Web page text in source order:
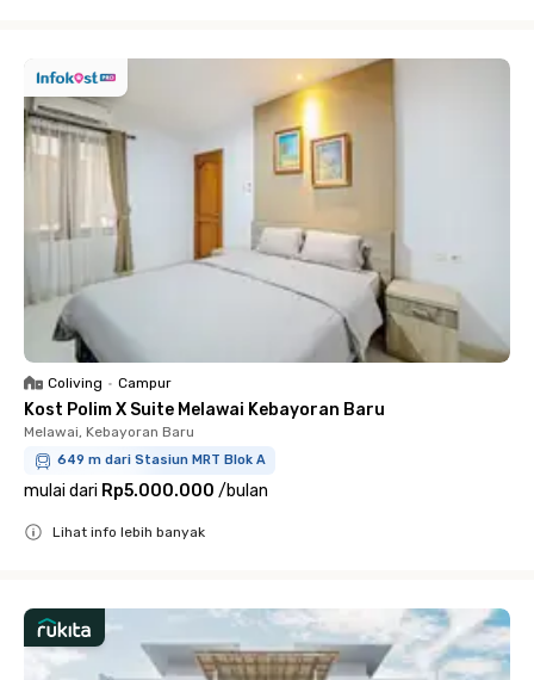
Coliving • Campur
Kost Polim X Suite Melawai Kebayoran Baru
Melawai, Kebayoran Baru
649 m dari Stasiun MRT Blok A
mulai dari Rp5.000.000 /bulan
Lihat info lebih banyak